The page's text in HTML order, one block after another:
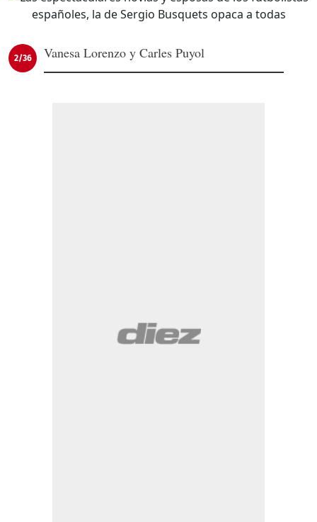
2/36 Vanesa Lorenzo y Carles Puyol